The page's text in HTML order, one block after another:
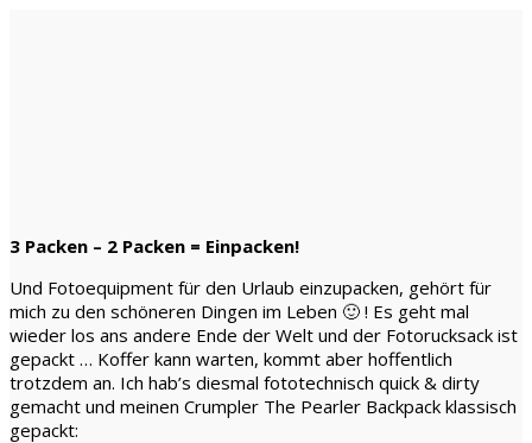
3 Packen – 2 Packen = Einpacken!
Und Fotoequipment für den Urlaub einzupacken, gehört für
mich zu den schöneren Dingen im Leben 🙂 ! Es geht mal
wieder los ans andere Ende der Welt und der Fotorucksack ist
gepackt … Koffer kann warten, kommt aber hoffentlich
trotzdem an. Ich hab’s diesmal fototechnisch quick & dirty
gemacht und meinen Crumpler The Pearler Backpack klassisch
gepackt: